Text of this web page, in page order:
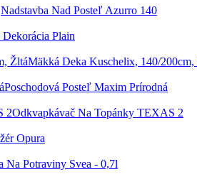
Nadstavba Nad Posteľ Azurro 140
Dekorácia Plain
Mäkká Deka Kuschelix, 140/200cm,
Poschodová Posteľ Maxim Prírodná
Odkvapkávač Na Topánky TEXAS 2
Opura
Na Potraviny Svea - 0,7l